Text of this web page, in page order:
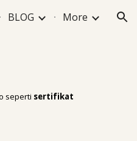
BLOG More
seperti sertifikat